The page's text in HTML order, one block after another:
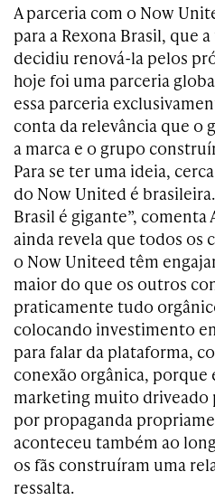
A parceria com o Now
para a Rexona Brasil, que
decidiu renová-la pelos
hoje foi uma parceria
essa parceria
conta da relevância que o
a marca e o grupo
Para se ter uma ideia,
do Now United é
Brasil é gigante”, comenta
ainda revela que todos os
o Now Uniteed têm
maior do que os outros
praticamente tudo
colocando investimento
para falar da plataforma,
conexão orgânica, porque
marketing muito driveado
por propaganda
aconteceu também ao
os fãs construíram uma
ressalta.